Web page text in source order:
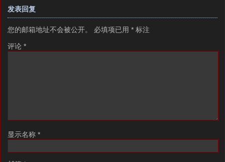
发表回复
您的邮箱地址不会被公开。 必填项已用 * 标注
评论 *
显示名称 *